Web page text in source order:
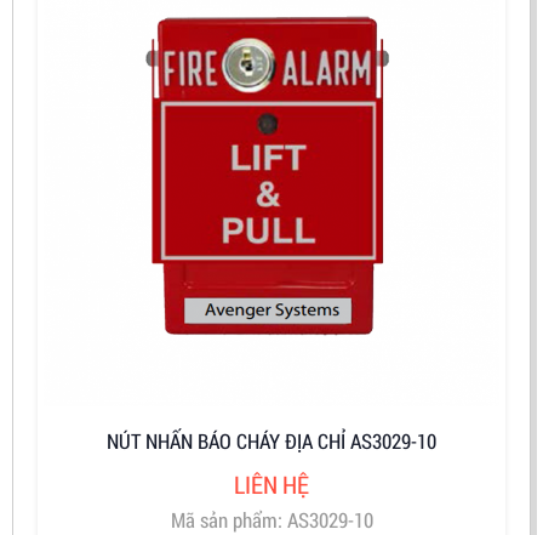
NÚT NHẤN BÁO CHÁY ĐỊA CHỈ AS3029-10
LIÊN HỆ
Mã sản phẩm: AS3029-10